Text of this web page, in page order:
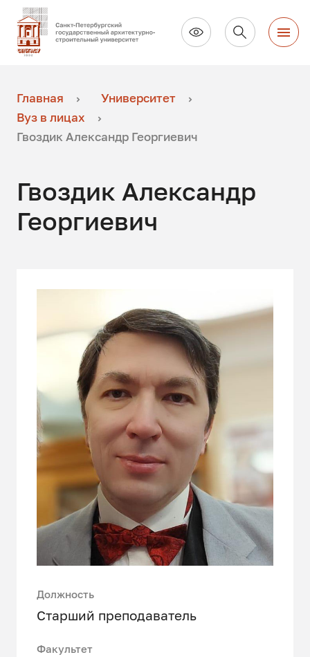
Главная
Университет
Вуз в лицах
Гвоздик Александр Георгиевич
Гвоздик Александр
Георгиевич
Должность
Старший преподаватель
Факультет